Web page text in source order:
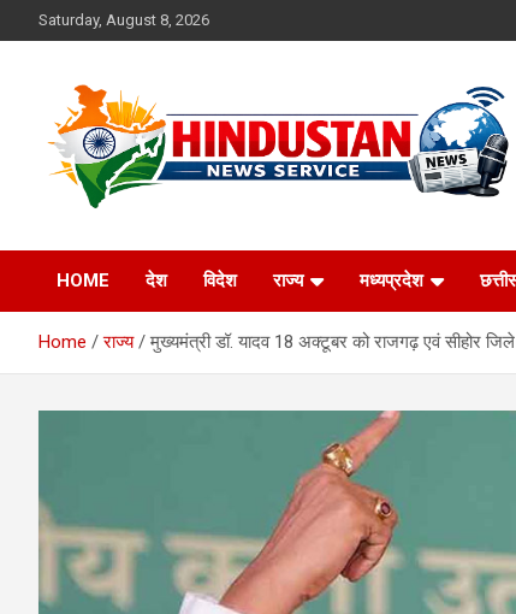
to
Saturday, August 8, 2026
Hindustan News
Service
HOME देश विदेश राज्य मध्यप्रदेश
Home राज्य मुख्यमंत्री डॉ. यादव 18 अक्टूबर को राजगढ़ एवं सीहोर